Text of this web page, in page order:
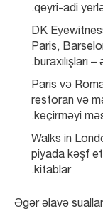
qeyri-adi
“DK
Paris,
buraxılışları
Paris və
restoran və
keçirməyi
“Walks in
piyada kəşf
kitablar.
Əgər əlavə